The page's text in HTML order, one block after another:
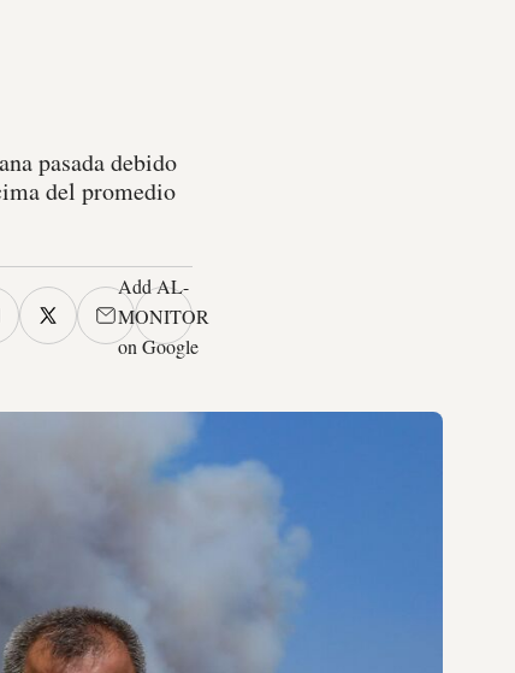
pasada debido
del promedio
Add AL-
MONITOR
on Google